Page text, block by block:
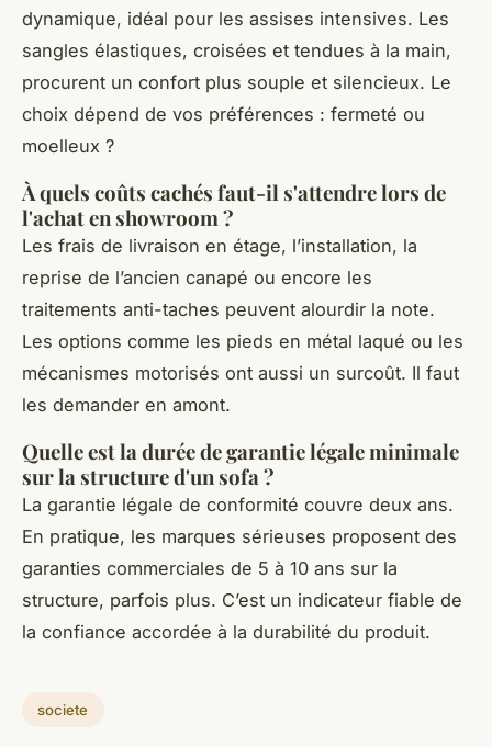
dynamique, idéal pour les assises intensives. Les
sangles élastiques, croisées et tendues à la main,
procurent un confort plus souple et silencieux. Le
choix dépend de vos préférences : fermeté ou
moelleux ?
À quels coûts cachés faut-il s'attendre lors de
l'achat en showroom ?
Les frais de livraison en étage, l’installation, la
reprise de l’ancien canapé ou encore les
traitements anti-taches peuvent alourdir la note.
Les options comme les pieds en métal laqué ou les
mécanismes motorisés ont aussi un surcoût. Il faut
les demander en amont.
Quelle est la durée de garantie légale minimale
sur la structure d'un sofa ?
La garantie légale de conformité couvre deux ans.
En pratique, les marques sérieuses proposent des
garanties commerciales de 5 à 10 ans sur la
structure, parfois plus. C’est un indicateur fiable de
la confiance accordée à la durabilité du produit.
societe